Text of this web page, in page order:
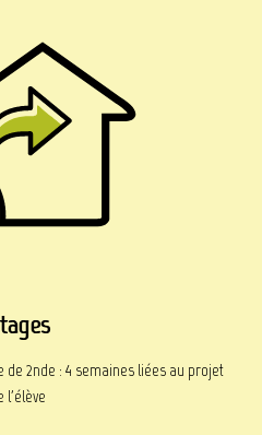
de 2nde : 4 semaines liées au projet
l'élève